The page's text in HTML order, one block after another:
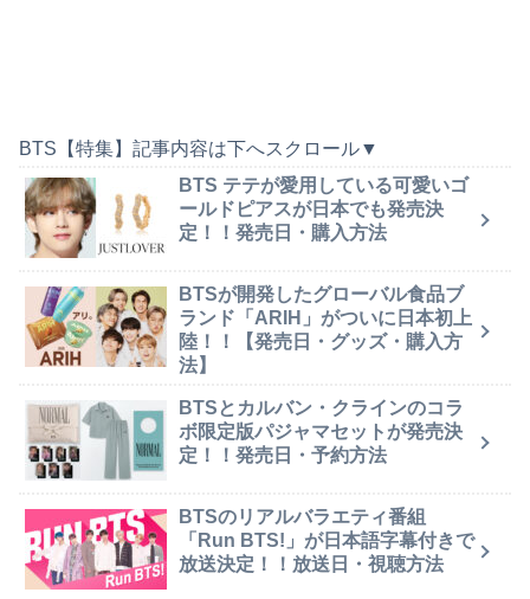
BTS【特集】記事内容は下へスクロール▼
BTS テテが愛用している可愛いゴ
ールドピアスが日本でも発売決
定！！発売日・購入方法
BTSが開発したグローバル食品ブ
ランド「ARIH」がついに日本初上
陸！！【発売日・グッズ・購入方
法】
BTSとカルバン・クラインのコラ
ボ限定版パジャマセットが発売決
定！！発売日・予約方法
BTSのリアルバラエティ番組
「Run BTS!」が日本語字幕付きで
放送決定！！放送日・視聴方法